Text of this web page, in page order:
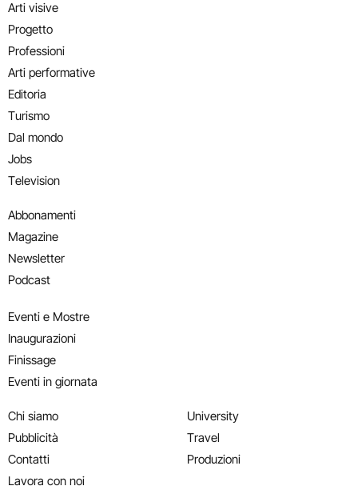
Arti visive
Progetto
Professioni
Arti performative
Editoria
Turismo
Dal mondo
Jobs
Television
Abbonamenti
Magazine
Newsletter
Podcast
Eventi e Mostre
Inaugurazioni
Finissage
Eventi in giornata
Chi siamo
Pubblicità
Contatti
Lavora con noi
University
Travel
Produzioni